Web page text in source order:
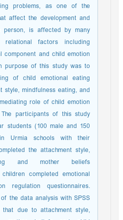
problems, as one of the
affect the development and
person, is affected by many
relational factors including
component and child emotion
purpose of this study was to
of child emotional eating
style, mindfulness eating, and
role of child emotion
The participants of this study
students (100 male and 150
Urmia schools with their
the attachment style,
and mother beliefs
completed emotional
regulation questionnaires.
the data analysis with SPSS
that due to attachment style,